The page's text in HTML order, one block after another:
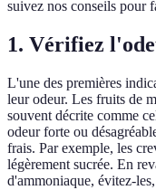
suivez nos conseils pour
1. Vérifiez
L'une des premières
leur odeur. Les fruits de
souvent décrite comme
odeur forte ou
frais. Par exemple, les
légèrement sucrée. En
d'ammoniaque, évitez-